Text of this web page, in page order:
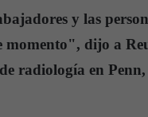
y las
momento", dijo a
radiología en